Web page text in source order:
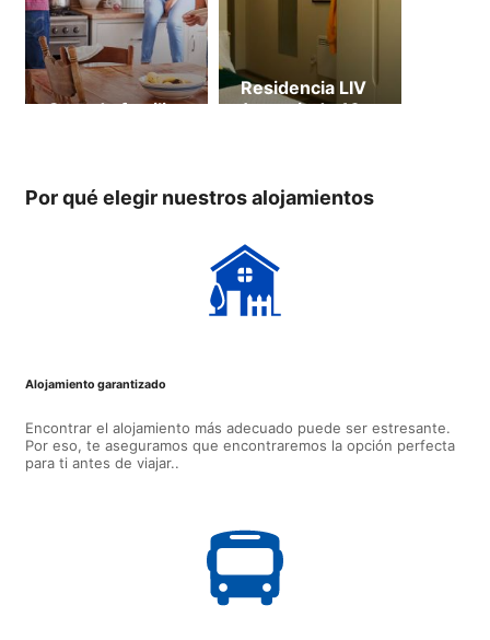
Casa de familia
Residencia LIV
(a partir de 16
Por qué elegir nuestros alojamientos
Alojamiento garantizado
Encontrar el alojamiento más adecuado puede ser estresante.
Por eso, te aseguramos que encontraremos la opción perfecta
para ti antes de viajar..